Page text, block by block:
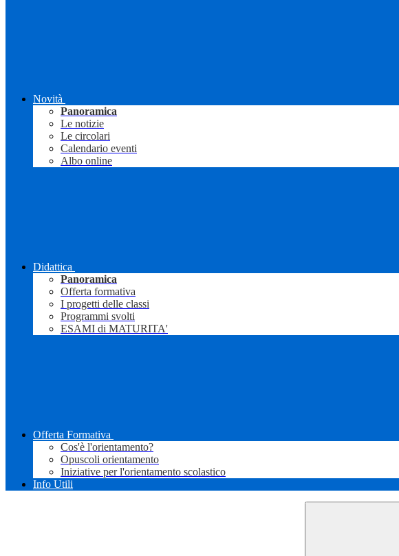
Novità
Panoramica
Le notizie
Le circolari
Calendario eventi
Albo online
Didattica
Panoramica
Offerta formativa
I progetti delle classi
Programmi svolti
ESAMI di MATURITA'
Offerta Formativa
Cos'è l'orientamento?
Opuscoli orientamento
Iniziative per l'orientamento scolastico
Info Utili